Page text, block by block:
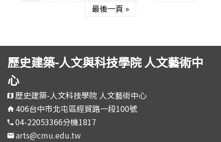
最後一頁 »
歷史建築-人文與科技學院 人文藝術中
心
歷史建築-人文科技學院 人文藝術中心
406台中市北屯區經貿路一段100號
04-22053366分機1817
arts@cmu.edu.tw